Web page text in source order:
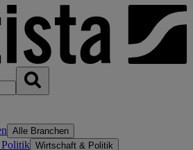
Alle Branchen
Wirtschaft & Politik